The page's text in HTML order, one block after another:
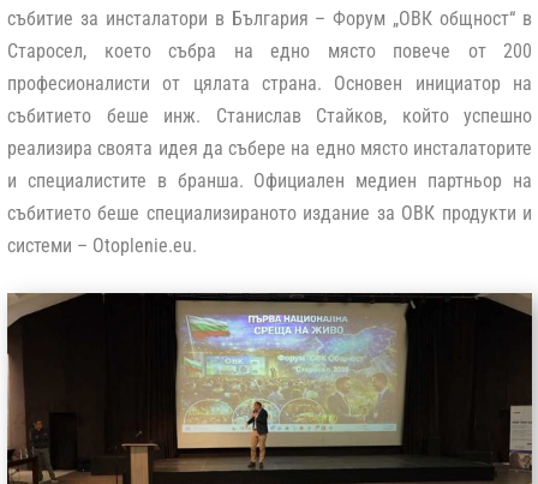
събитие за инсталатори в България – Форум „ОВК общност“ в
Старосел, което събра на едно място повече от 200
професионалисти от цялата страна. Основен инициатор на
събитието беше инж. Станислав Стайков, който успешно
реализира своята идея да събере на едно място инсталаторите
и специалистите в бранша. Официален медиен партньор на
събитието беше специализираното издание за ОВК продукти и
системи – Otoplenie.eu.